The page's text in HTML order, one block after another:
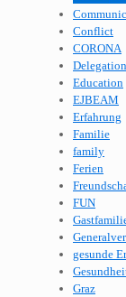
Conflict
CORONA
Delegation
Education
EJBEAM
Erfahrung
Familie
family
Ferien
FUN
gesunde
Graz